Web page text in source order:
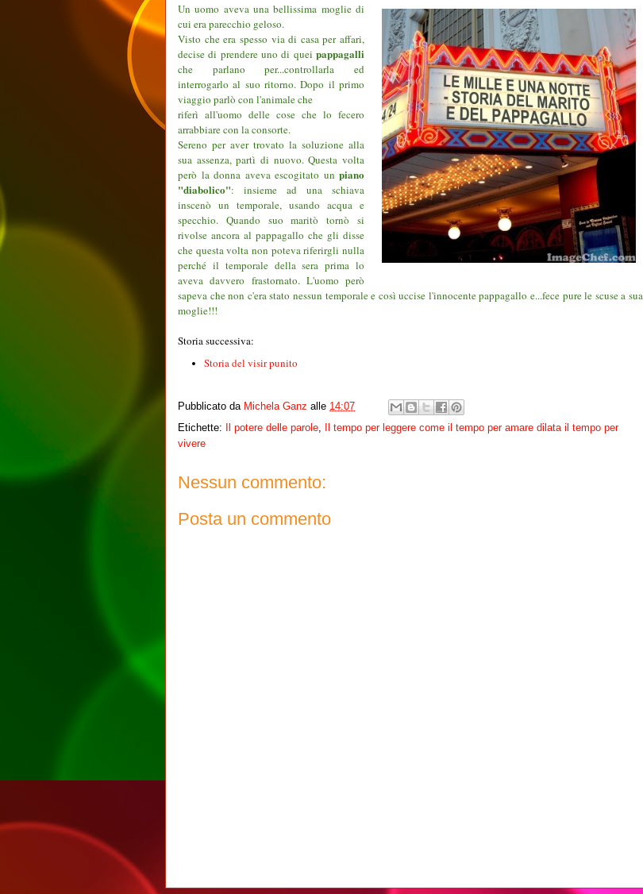
Un uomo aveva una bellissima moglie di
cui era parecchio geloso.
Visto che era spesso via di casa per affari,
decise di prendere uno di quei pappagalli
che parlano per...controllarla ed
interrogarlo al suo ritorno. Dopo il primo
viaggio parlò con l'animale che
riferì all'uomo delle cose che lo fecero
arrabbiare con la consorte.
Sereno per aver trovato la soluzione alla
sua assenza, partì di nuovo. Questa volta
però la donna aveva escogitato un piano
"diabolico": insieme ad una schiava
inscenò un temporale, usando acqua e
specchio. Quando suo maritò tornò si
rivolse ancora al pappagallo che gli disse
che questa volta non poteva riferirgli nulla
perché il temporale della sera prima lo
aveva davvero frastornato. L'uomo però
sapeva che non c'era stato nessun temporale e così uccise l'innocente pappagallo e...fece pure le scuse a sua
moglie!!!
Storia successiva:
Storia del visir punito
Pubblicato da Michela Ganz alle 14:07
Etichette:
Il potere delle parole,
Il tempo per leggere come il tempo per amare dilata il tempo per
vivere
Nessun commento:
Posta un commento